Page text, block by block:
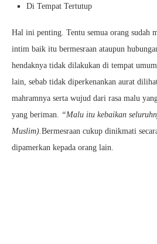
Di Tempat Tertutup
Hal ini penting. Tentu semua orang sudah
intim baik itu bermesraan ataupun
hendaknya tidak dilakukan di tempat
lain, sebab tidak diperkenankan aurat
mahramnya serta wujud dari rasa malu
yang beriman. “Malu itu kebaikan
Muslim).Bermesraan cukup dinikmati
dipamerkan kepada orang lain.